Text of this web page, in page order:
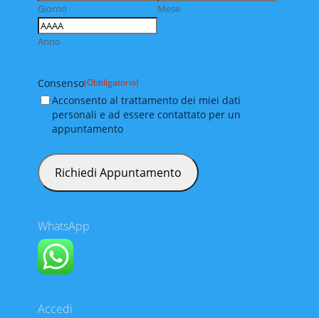
Giorno Mese
Anno
Consenso(Obbligatorio)
Acconsento al trattamento dei miei dati
personali e ad essere contattato per un
appuntamento
WhatsApp
Accedi